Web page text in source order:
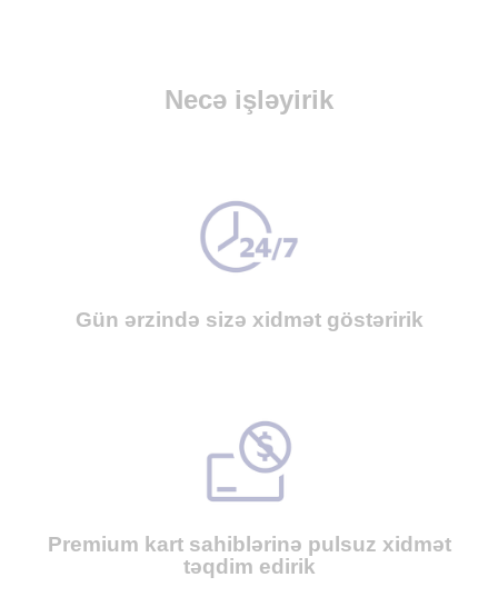
Necə işləyirik
Gün ərzində sizə xidmət göstəririk
Premium kart sahiblərinə pulsuz xidmət
təqdim edirik